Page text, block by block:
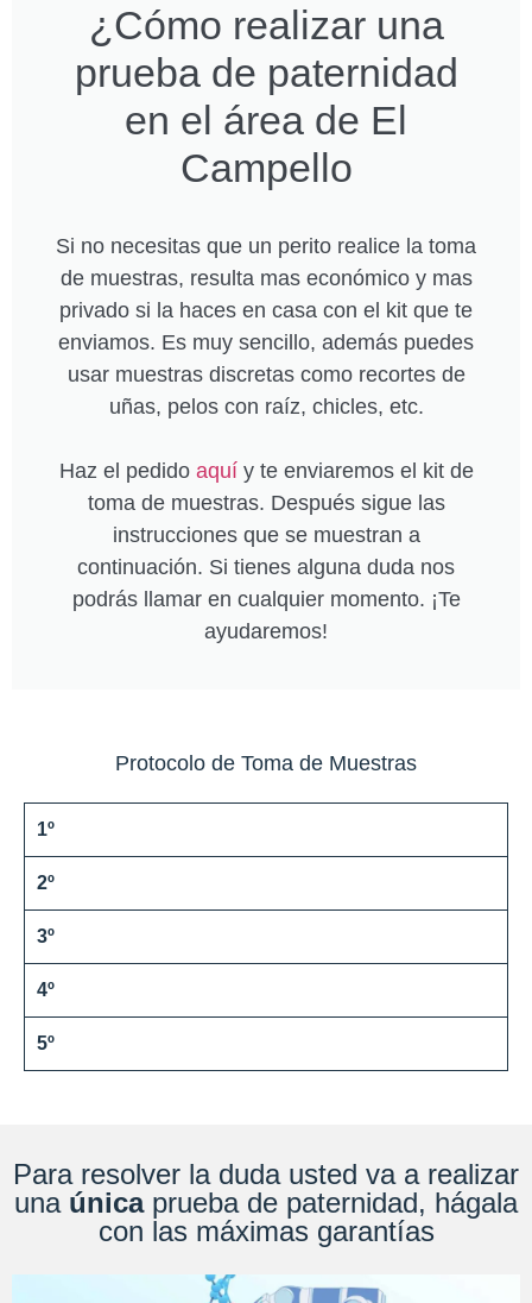
¿Cómo realizar una
prueba de paternidad
en el área de El
Campello
Si no necesitas que un perito realice la toma
de muestras, resulta mas económico y mas
privado si la haces en casa con el kit que te
enviamos. Es muy sencillo, además puedes
usar muestras discretas como recortes de
uñas, pelos con raíz, chicles, etc.
Haz el pedido aquíy te enviaremos el kit de
toma de muestras. Después sigue las
instrucciones que se muestran a
continuación. Si tienes alguna duda nos
podrás llamar en cualquier momento. ¡Te
ayudaremos!
Protocolo de Toma de Muestras
1º
2º
3º
4º
5º
Para resolver la duda usted va a realizar
una únicaprueba de paternidad, hágala
con las máximas garantías